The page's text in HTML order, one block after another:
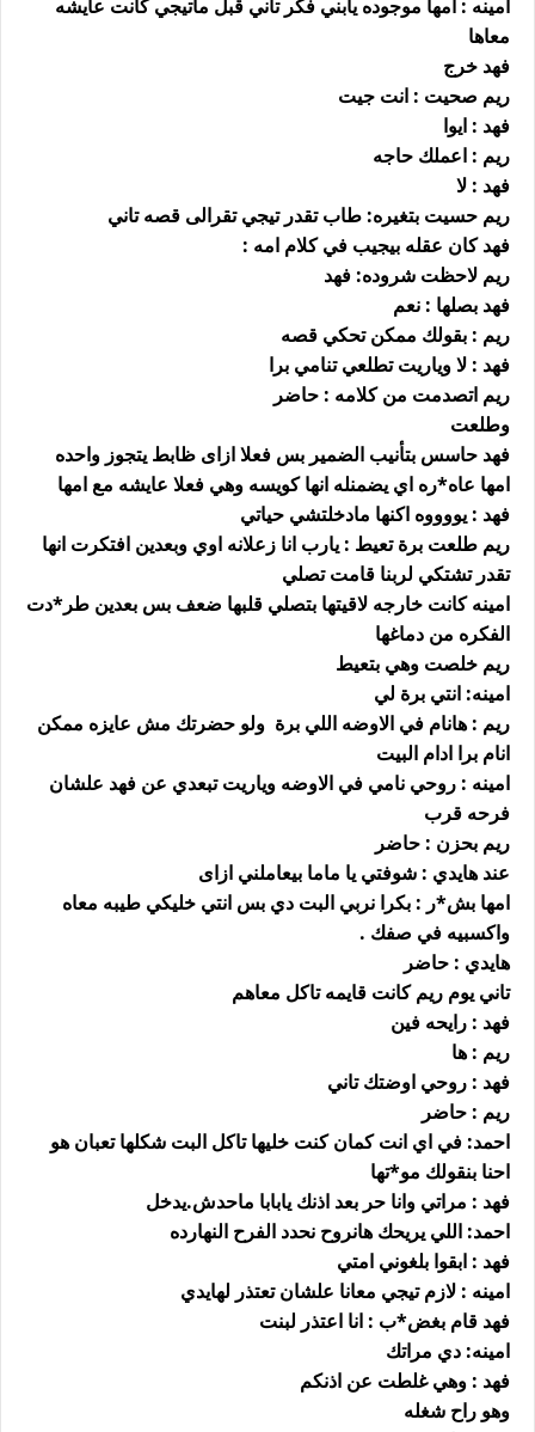
امينه : امها موجوده يابني فكر تاني قبل ماتيجي كانت عايشه
معاها
فهد خرج
ريم صحيت : انت جيت
فهد : ايوا
ريم : اعملك حاجه
فهد : لا
ريم حسيت بتغيره: طاب تقدر تيجي تقرالى قصه تاني
فهد كان عقله بيجيب في كلام امه :
ريم لاحظت شروده: فهد
فهد بصلها : نعم
ريم : بقولك ممكن تحكي قصه
فهد : لا وياريت تطلعي تنامي برا
ريم اتصدمت من كلامه : حاضر
وطلعت
فهد حاسس بتأنيب الضمير بس فعلا ازاى ظابط يتجوز واحده
امها عاه*ره اي يضمنله انها كويسه وهي فعلا عايشه مع امها
فهد : يووووه اكنها مادخلتشي حياتي
ريم طلعت برة تعيط : يارب انا زعلانه اوي وبعدين افتكرت انها
تقدر تشتكي لربنا قامت تصلي
امينه كانت خارجه لاقيتها بتصلي قلبها ضعف بس بعدين طر*دت
الفكره من دماغها
ريم خلصت وهي بتعيط
امينه: انتي برة لي
ريم : هانام في الاوضه اللي برة ولو حضرتك مش عايزه ممكن
انام برا ادام البيت
امينه : روحي نامي في الاوضه وياريت تبعدي عن فهد علشان
فرحه قرب
ريم بحزن : حاضر
عند هايدي : شوفتي يا ماما بيعاملني ازاى
امها بش*ر : بكرا نربي البت دي بس انتي خليكي طيبه معاه
واكسبيه في صفك .
هايدي : حاضر
تاني يوم ريم كانت قايمه تاكل معاهم
فهد : رايحه فين
ريم : ها
فهد : روحي اوضتك تاني
ريم : حاضر
احمد: في اي انت كمان كنت خليها تاكل البت شكلها تعبان هو
احنا بنقولك مو*تها
فهد : مراتي وانا حر بعد اذنك يابابا ماحدش.يدخل
احمد: اللي يريحك هانروح نحدد الفرح النهارده
فهد : ابقوا بلغوني امتي
امينه : لازم تيجي معانا علشان تعتذر لهايدي
فهد قام بغض*ب : انا اعتذر لبنت
امينه: دي مراتك
فهد : وهي غلطت عن اذنكم
وهو راح شغله